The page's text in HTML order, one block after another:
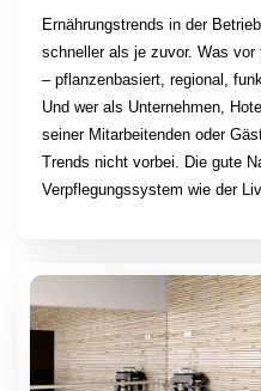
Ernährungstrends in der
schneller als je zuvor. Was
– pflanzenbasiert, regional,
Und wer als Unternehmen,
seiner Mitarbeitenden oder
Trends nicht vorbei. Die gute
Verpflegungssystem wie der